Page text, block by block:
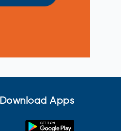
Download Apps